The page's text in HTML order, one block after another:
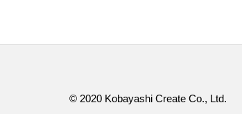
© 2020 Kobayashi Create Co., Ltd.